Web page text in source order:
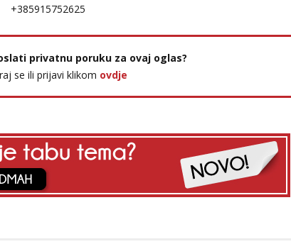
+385915752625
privatnu poruku za ovaj oglas?
se ili prijavi klikom ovdje